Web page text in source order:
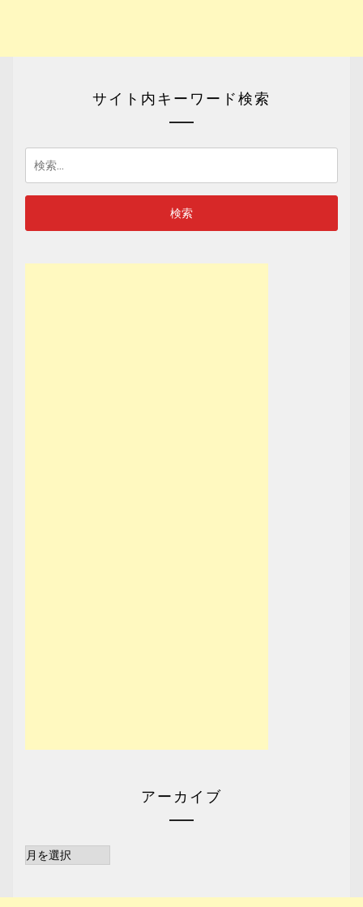
サイト内キーワード検索
検
索:
アーカイブ
ア